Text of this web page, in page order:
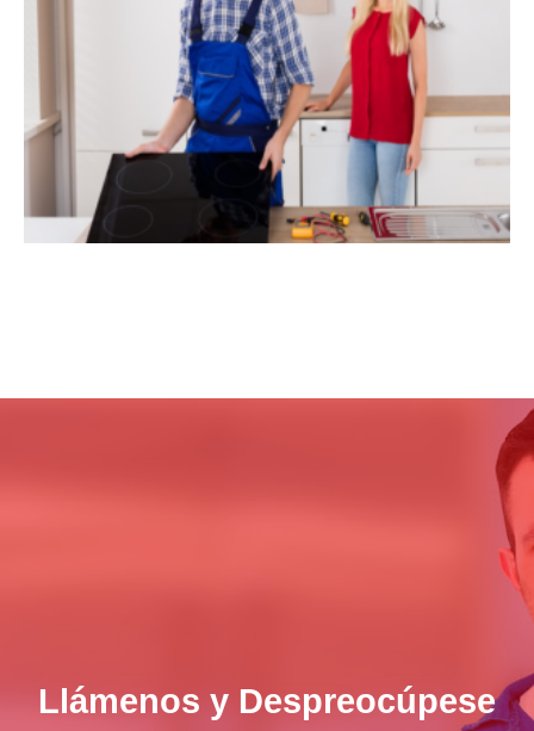
Llámenos y Despreocúpese